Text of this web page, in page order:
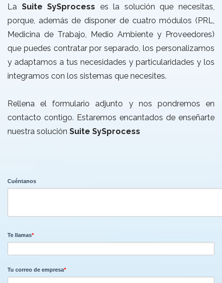
La Suite SySprocess es la solución que necesitas,
porque, además de disponer de cuatro módulos (PRL,
Medicina de Trabajo, Medio Ambiente y Proveedores)
que puedes contratar por separado, los personalizamos
y adaptamos a tus necesidades y particularidades y los
integramos con los sistemas que necesites.
Rellena el formulario adjunto y nos pondremos en
contacto contigo. Estaremos encantados de enseñarte
nuestra solución Suite SySprocess
Cuéntanos
Te llamas*
Tu correo de empresa*